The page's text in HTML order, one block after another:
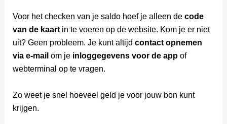
Voor het checken van je saldo hoef je alleen de code
van de kaartin te voeren op de website. Kom je er niet
uit? Geen probleem. Je kunt altijd contact opnemen
via e-mail om je inloggegevens voor de appof
webterminal op te vragen.
Zo weet je snel hoeveel geld je voor jouw bon kunt
krijgen.